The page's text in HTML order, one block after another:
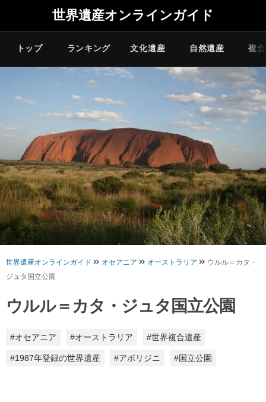
世界遺産オンラインガイド
トップ ランキング 文化遺産 自然遺産 複
世界遺産オンラインガイド オセアニア オーストラリア
ウルル＝カタ・
ジュタ国立公園
ウルル＝カタ・ジュタ国立公園
#オセアニア #オーストラリア #世界複合遺産
#1987年登録の世界遺産 #アボリジニ #国立公園